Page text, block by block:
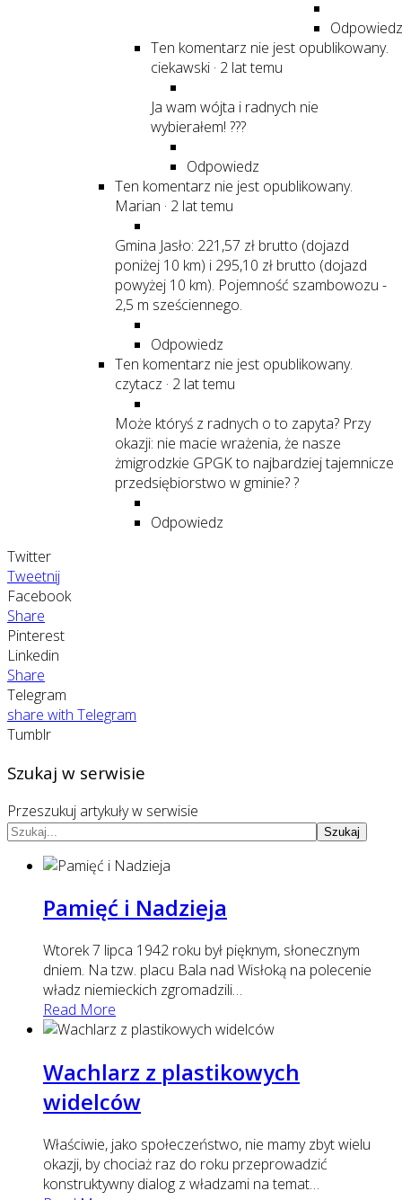
Odpowiedz
Ten komentarz nie jest opublikowany.
ciekawski · 2 lat temu
Ja wam wójta i radnych nie
wybierałem! ???
Odpowiedz
Ten komentarz nie jest opublikowany.
Marian · 2 lat temu
Gmina Jasło: 221,57 zł brutto (dojazd
poniżej 10 km) i 295,10 zł brutto (dojazd
powyżej 10 km). Pojemność szambowozu -
2,5 m sześciennego.
Odpowiedz
Ten komentarz nie jest opublikowany.
czytacz · 2 lat temu
Może któryś z radnych o to zapyta? Przy
okazji: nie macie wrażenia, że nasze
żmigrodzkie GPGK to najbardziej tajemnicze
przedsiębiorstwo w gminie? ?
Odpowiedz
Twitter
Tweetnij
Facebook
Share
Pinterest
Linkedin
Share
Telegram
share with Telegram
Tumblr
Szukaj w serwisie
Przeszukuj artykuły w serwisie
Szukaj
Pamięć i Nadzieja
Wtorek 7 lipca 1942 roku był pięknym, słonecznym
dniem. Na tzw. placu Bala nad Wisłoką na polecenie
władz niemieckich zgromadzili…
Read More
Wachlarz z plastikowych
widelców
Właściwie, jako społeczeństwo, nie mamy zbyt wielu
okazji, by chociaż raz do roku przeprowadzić
konstruktywny dialog z władzami na temat…